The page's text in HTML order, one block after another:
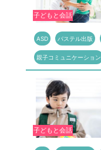
子どもと会話
ASD パステル出版
親子コミュニケーション
子どもと会話